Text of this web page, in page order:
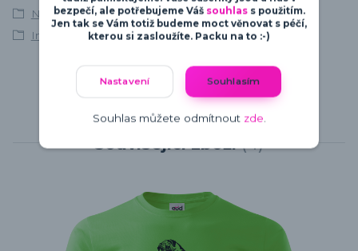
Německý boxer
Intelligent Defender
Související zboží 4
bezpečí, ale potřebujeme Váš souhlass použitím.
Jen tak se Vám totiž budeme moct věnovat s péčí,
kterou si zasloužíte. Packu na to :-)
Nastavení Souhlasím
Souhlas můžete odmítnout zde.